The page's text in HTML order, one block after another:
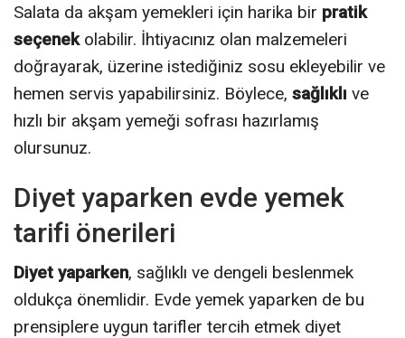
Salata da akşam yemekleri için harika bir pratik
seçenekolabilir. İhtiyacınız olan malzemeleri
doğrayarak, üzerine istediğiniz sosu ekleyebilir ve
hemen servis yapabilirsiniz. Böylece, sağlıklı ve
hızlı bir akşam yemeği sofrası hazırlamış
olursunuz.
Diyet yaparken evde yemek
tarifi önerileri
Diyet yaparken, sağlıklı ve dengeli beslenmek
oldukça önemlidir. Evde yemek yaparken de bu
prensiplere uygun tarifler tercih etmek diyet